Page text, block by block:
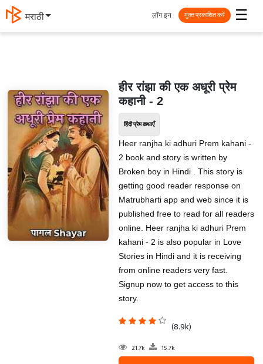
मराठी ☰
लॉग इन मुक्त प्रकाशित करें
हीर रांझा की एक अधूरी प्रेम
कहानी - 2
हिंदी प्रेम कथाएँ
Heer ranjha ki adhuri Prem kahani -
2 book and story is written by
Broken boy in Hindi . This story is
getting good reader response on
Matrubharti app and web since it is
published free to read for all readers
online. Heer ranjha ki adhuri Prem
kahani - 2 is also popular in Love
Stories in Hindi and it is receiving
from online readers very fast.
Signup now to get access to this
story.
(8.9k)
21.7k 15.7k